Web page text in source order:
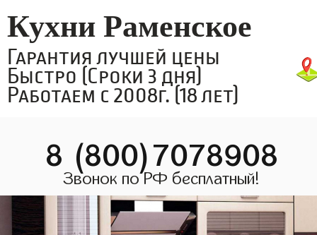
Кухни Раменское
Гарантия лучшей цены
Быстро (Сроки 3 дня)
Работаем с 2008г. (18 лет)
8 (800)7078908
Звонок по РФ бесплатный!